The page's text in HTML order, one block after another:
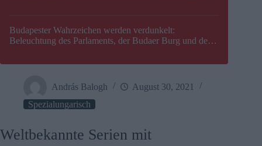
Budapester Wahrzeichen werden verdunkelt:
Beleuchtung des Parlaments, der Budaer Burg und der
András Balogh
August 30, 2021
Spezialungarisch
Weltbekannte Serien mit